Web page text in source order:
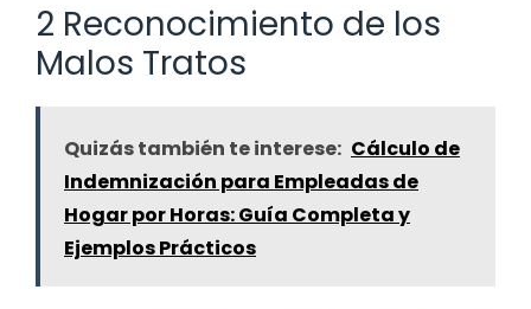
2 Reconocimiento de los
Malos Tratos
Quizás también te interese: Cálculo de
Indemnización para Empleadas de
Hogar por Horas: Guía Completa y
Ejemplos Prácticos